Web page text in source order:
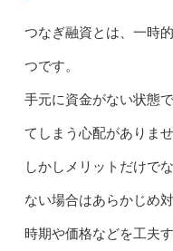
つなぎ融資とは、一時
つです。
手元に資金がない状態
てしまう心配がありませ
しかしメリットだけで
ない場合はあらかじめ
時期や価格などを工夫